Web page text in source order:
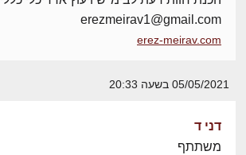
erezmeirav1@gmail.com
erez-meirav.com
05/05/2021 בשעה 20:33
דני ד
משתתף